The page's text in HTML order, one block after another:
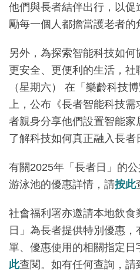
他們與長者結伴出行，以
勵每一個人都擔當護老者的
另外，為探索智能科技如
更安全、更便利的生活，社
（星期六） 在「樂齡科技
上，公布《長者智能科技
者親身分享他們設置智能
了解科技如何真正融入長者
有關2025年「長者日」的
游泳池的優惠詳情，請按此
社會福利署亦邀請本地飲
日」為長者提供特別優惠
單、優惠使用的相關指定
此查閱。如有任何查詢，